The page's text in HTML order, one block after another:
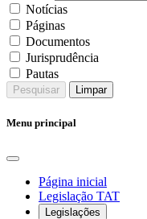
Notícias
Páginas
Documentos
Jurisprudência
Pautas
Pesquisar Limpar
Menu principal
Página inicial
Legislação TAT
Legislações